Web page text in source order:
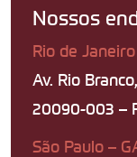
Nossos
Rio de Janeiro
Av. Rio
20090-003 –
São Paulo –